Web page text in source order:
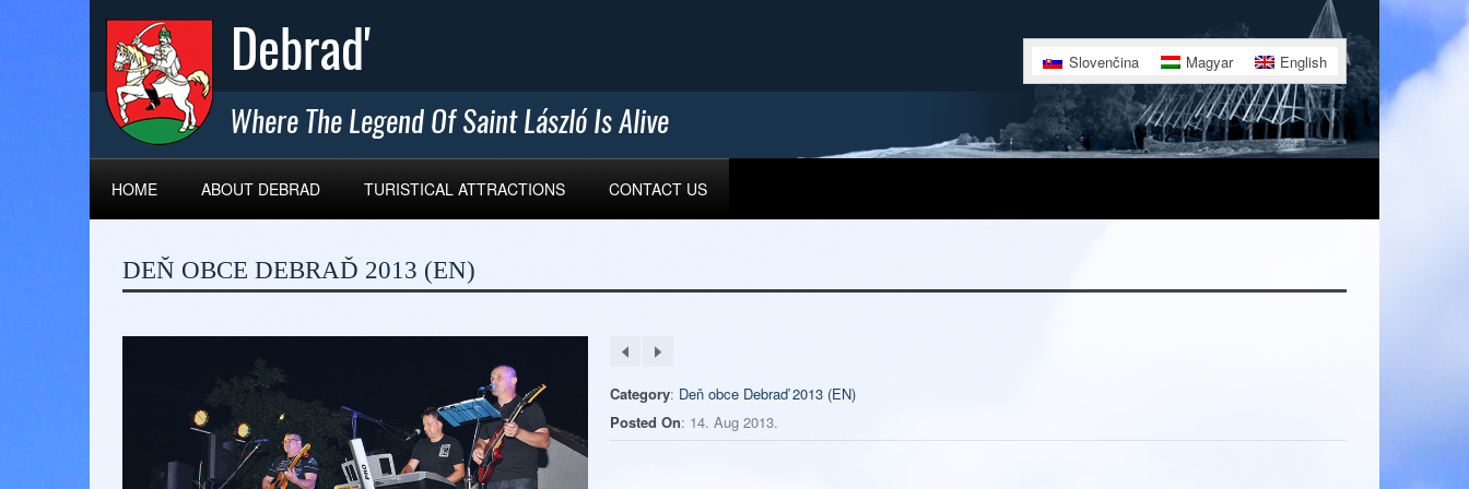
Slovenčina Magyar English
HOME ABOUT DEBRAD TURISTICAL ATTRACTIONS CONTACT US
DEŇ OBCE DEBRAĎ 2013 (EN)
Category: Deň obce Debraď 2013 (EN)
Posted On: 14. Aug 2013.